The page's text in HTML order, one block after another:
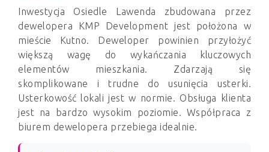
Inwestycja Osiedle Lawenda zbudowana przez
dewelopera KMP Development jest położona w
mieście Kutno. Deweloper powinien przyłożyć
większą wagę do wykańczania kluczowych
elementów mieszkania. Zdarzają się
skomplikowane i trudne do usunięcia usterki.
Usterkowość lokali jest w normie. Obsługa klienta
jest na bardzo wysokim poziomie. Współpraca z
biurem dewelopera przebiega idealnie.